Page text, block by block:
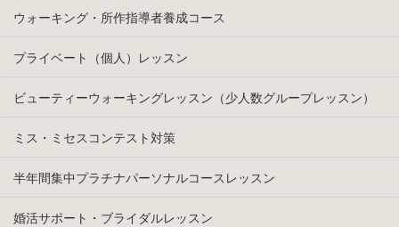
ウォーキング・所作指導者養成コース
プライベート（個人）レッスン
ビューティーウォーキングレッスン（少人数グループレッスン）
ミス・ミセスコンテスト対策
半年間集中プラチナパーソナルコースレッスン
婚活サポート・ブライダルレッスン